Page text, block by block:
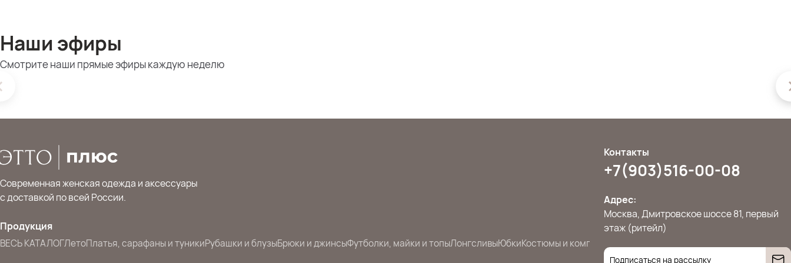
Наши эфиры
Смотрите наши прямые эфиры каждую неделю
Современная женская одежда и аксессуары
с доставкой по всей России.
Продукция
ВЕСЬ КАТАЛОГЛетоПлатья, сарафаны и туникиРубашки и блузыБрюки и джинсыФутболки, майки и топыЛонгсливыЮбкиКостюмы и комплекты
Контакты
+7(903)516-00-08
Адрес:
Москва, Дмитровское шоссе 81, первый
этаж (ритейл)